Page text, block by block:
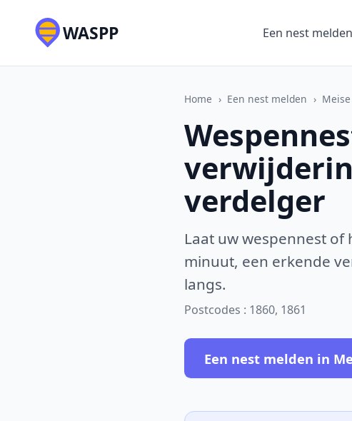
WASPP Een nest melden
Home › Een nest melden › Meise
verdelger
Laat uw wespennest
minuut, een erkende
langs.
Postcodes : 1860, 1861
Een nest melden in